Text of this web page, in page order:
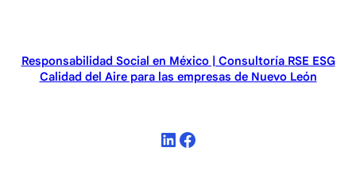
Responsabilidad Social en México | Consultoría RSE ESG
Calidad del Aire para las empresas de Nuevo León
LinkedIn Facebook